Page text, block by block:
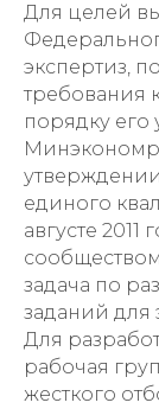
Для целей
экспертиз,
требования
порядку его
единого
августе
задача по
заданий для
Для
рабочая
жесткого